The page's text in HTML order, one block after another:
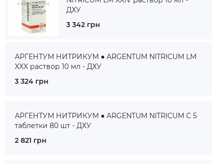
ДХУ
3 342 грн
АРГЕНТУМ НИТРИКУМ ● ARGENTUM NITRICUM LM
XXX раствор 10 мл - ДХУ
3 324 грн
АРГЕНТУМ НИТРИКУМ ● ARGENTUM NITRICUM C 5
таблетки 80 шт - ДХУ
2 821 грн